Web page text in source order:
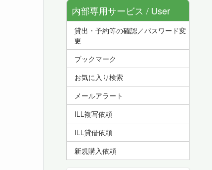
内部専用サービス / User
Service
貸出・予約等の確認／パスワード変
更
ブックマーク
お気に入り検索
メールアラート
ILL複写依頼
ILL貸借依頼
新規購入依頼